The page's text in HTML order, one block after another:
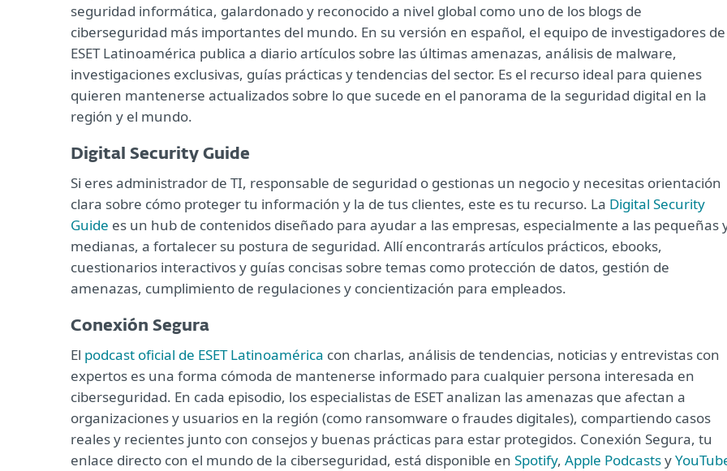
seguridad informática, galardonado y reconocido a nivel global como uno de los blogs de
ciberseguridad más importantes del mundo. En su versión en español, el equipo de investigadores de
ESET Latinoamérica publica a diario artículos sobre las últimas amenazas, análisis de malware,
investigaciones exclusivas, guías prácticas y tendencias del sector. Es el recurso ideal para quienes
quieren mantenerse actualizados sobre lo que sucede en el panorama de la seguridad digital en la
región y el mundo.
Digital Security Guide
Si eres administrador de TI, responsable de seguridad o gestionas un negocio y necesitas orientación
clara sobre cómo proteger tu información y la de tus clientes, este es tu recurso. La Digital Security
Guide es un hub de contenidos diseñado para ayudar a las empresas, especialmente a las pequeñas
medianas, a fortalecer su postura de seguridad. Allí encontrarás artículos prácticos, ebooks,
cuestionarios interactivos y guías concisas sobre temas como protección de datos, gestión de
amenazas, cumplimiento de regulaciones y concientización para empleados.
Conexión Segura
El podcast oficial de ESET Latinoamérica con charlas, análisis de tendencias, noticias y entrevistas con
expertos es una forma cómoda de mantenerse informado para cualquier persona interesada en
ciberseguridad. En cada episodio, los especialistas de ESET analizan las amenazas que afectan a
organizaciones y usuarios en la región (como ransomware o fraudes digitales), compartiendo casos
reales y recientes junto con consejos y buenas prácticas para estar protegidos. Conexión Segura, tu
enlace directo con el mundo de la ciberseguridad, está disponible en Spotify, Apple Podcastsy